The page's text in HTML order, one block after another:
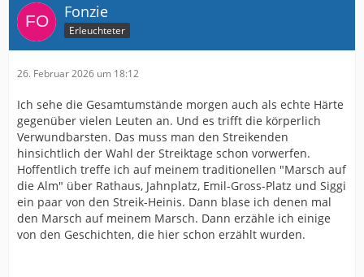
Fonzie
Erleuchteter
26. Februar 2026 um 18:12
Ich sehe die Gesamtumstände morgen auch als echte Härte
gegenüber vielen Leuten an. Und es trifft die körperlich
Verwundbarsten. Das muss man den Streikenden
hinsichtlich der Wahl der Streiktage schon vorwerfen.
Hoffentlich treffe ich auf meinem traditionellen "Marsch auf
die Alm" über Rathaus, Jahnplatz, Emil-Gross-Platz und Siggi
ein paar von den Streik-Heinis. Dann blase ich denen mal
den Marsch auf meinem Marsch. Dann erzähle ich einige
von den Geschichten, die hier schon erzählt wurden.